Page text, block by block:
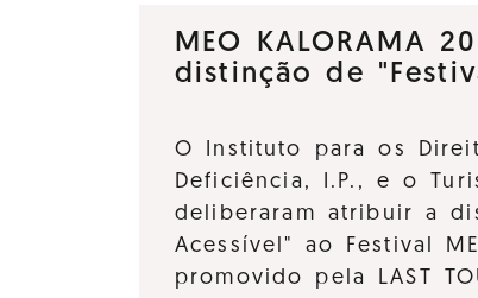
MEO KALORAMA
distinção de
O Instituto para os
Deficiência, I.P., e o
deliberaram atribuir a
Acessível" ao Festival
promovido pela LAST